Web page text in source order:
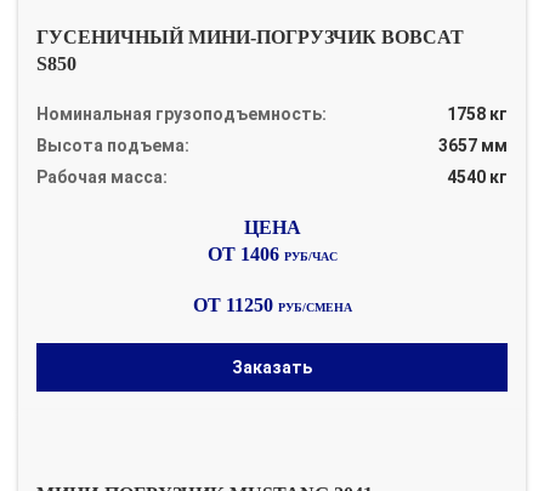
ГУСЕНИЧНЫЙ МИНИ-ПОГРУЗЧИК BOBCAT
S850
Номинальная грузоподъемность:
1758 кг
Высота подъема:
3657 мм
Рабочая масса:
4540 кг
ОТ 1406 РУБ/ЧАС
ОТ 11250 РУБ/СМЕНА
Заказать